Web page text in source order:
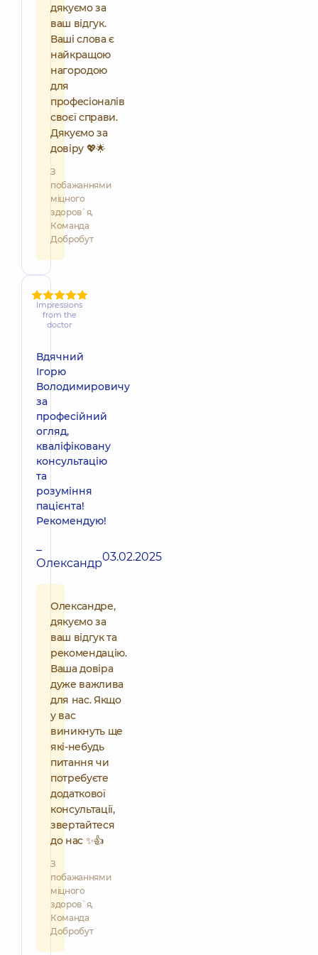
дякуємо за
ваш відгук.
Ваші слова є
найкращою
нагородою
для
професіоналів
своєї справи.
Дякуємо за
довіру 💖🌟
З
побажаннями
міцного
здоров`я,
Команда
Добробут
Impressions
from the
doctor
Вдячний
Ігорю
Володимировичу
за
професійний
огляд,
кваліфіковану
консультацію
та
розуміння
пацієнта!
Рекомендую!
–
Олександр03.02.2025
Олександре,
дякуємо за
ваш відгук та
рекомендацію.
Ваша довіра
дуже важлива
для нас. Якщо
у вас
виникнуть ще
які-небудь
питання чи
потребуєте
додаткової
консультації,
звертайтеся
до нас ✨👍
З
побажаннями
міцного
здоров`я,
Команда
Добробут